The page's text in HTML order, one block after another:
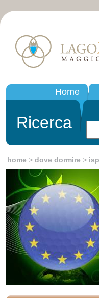
Home
Ricerca
home > dove dormire >